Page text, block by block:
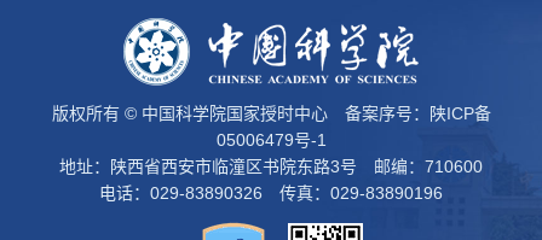
版权所有 © 中国科学院国家授时中心 备案序号：
陕ICP备
05006479号-1
地址：陕西省西安市临潼区书院东路3号 邮编：710600
电话：029-83890326 传真：029-83890196